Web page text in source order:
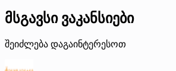
მსგავსი ვაკანსიები
შეიძლება დაგაინტერესოთ